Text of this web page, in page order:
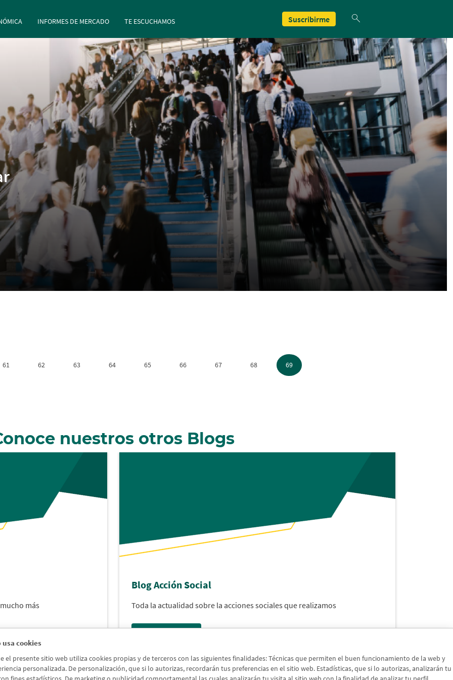
cookies
el presente sitio web utiliza cookies propias y de terceros con las siguientes finalidades: Técnicas que permiten el buen funcionamiento de la web y
personalizada. De personalización, que si lo autorizas, recordarán tus preferencias en el sitio web. Estadísticas, que si lo autorizas, analizarán tu
INFORMES DE MERCADO TE ESCUCHAMOS Suscribirme
61 62 63 64 65 66 67 68 69
nuestros otros Blogs
más
Blog Acción Social
Toda la actualidad sobre la acciones sociales que realizamos